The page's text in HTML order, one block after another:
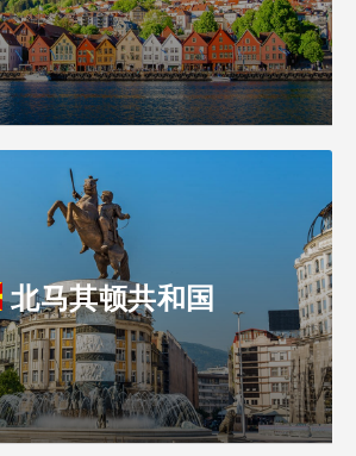
北马其顿共和国